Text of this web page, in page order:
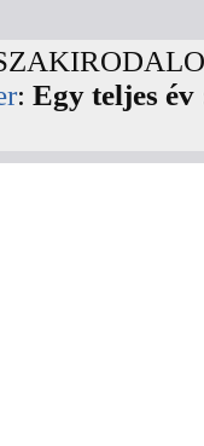
: Egy teljes év